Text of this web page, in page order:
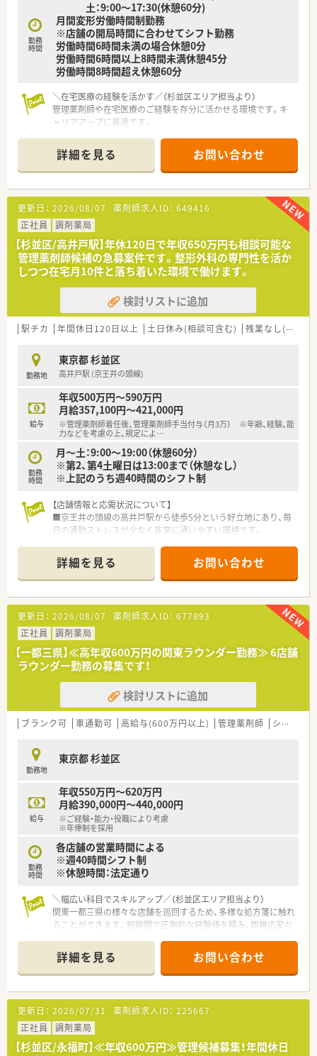
勤務
時間
土：9:00～17:30(休憩60分)
月間変形労働時間制勤務
※店舗の開局時間に合わせてシフト勤務
労働時間6時間未満の場合休憩0分
労働時間6時間以上8時間未満休憩45分
労働時間8時間超え休憩60分
＼在宅医療の経験を活かす／（杉並区エリア担当より）
管理薬剤師や在宅医療のご経験を存分に活かせる環境です。キ
ャリアアップに最適です。
【店舗情報と応需状況について】
■最寄りの上石神井駅から徒歩10分の好立地にあり、周辺の医
療機関から処方箋を応需する地域密着型の薬局です。
■内科や心療内科などを中心に1日平均40枚程の処方箋を受け
付けており、居宅と施設双方の在宅医療も行います。
■薬剤師3名と事務員2名が在籍しており、スタッフ同士が協力
し合いながら日々の業務へスムーズに対応しています。
【募集背景と求める人物像について】
■今後の事業拡大や体制強化を見据え、定期採用として新しい力
を取り入れるために今回の募集を開始しております。
■管理薬剤師の経験や在宅業務の経験をお持ちで、自動車の運転
業務にも対応できる即戦力となる方をお待ちします。
■患者様とのコミュニケーションを大切にし、より良い医療サー
ビスを提供したいという意欲的な方を歓迎いたします。
【求人情報について】
■勤務薬剤師および薬局長候補としての募集となっており、ご経
験やスキルを存分に活かしていただけるポジションです。
■ブランクがある方でもご応募が可能となっており、充実した教
育制度や研修を通じてしっかりとサポートいたします。
■年間休日120日以上や住宅手当の支給など、充実したこだわり
条件が揃っており長く安心して働ける環境があります。
詳細を見る お問い合わせ
更新日： 2026/08/07 薬剤師求人ID： 649416
正社員
調剤薬局
【杉並区/高井戸駅】年休120日で年収650万円も相談可能な
管理薬剤師候補の急募案件です。整形外科の専門性を活か
しつつ在宅月10件と落ち着いた環境で働けます。
検討リストに追加
駅チカ 年間休日120日以上 土日休み(相談可含む) 残業なし(ほぼなし含む)
勤務地
東京都 杉並区
高井戸駅 (京王井の頭線)
給与
年収500万円～590万円
月給357,100円～421,000円
※管理薬剤師着任後、管理薬剤師手当付与（月3万） ※年齢、経験、能
力などを考慮の上、規定によ…
勤務
時間
月～土：9:00～19:00（休憩60分）
※第2、第4土曜日は13:00まで（休憩なし）
※上記のうち週40時間のシフト制
【店舗情報と応需状況について】
■京王井の頭線の高井戸駅から徒歩5分という好立地にあり、毎
日の通勤ストレスが少なく非常に通いやすい環境です。
ら30枚と比較的落ち着いておりゆとりある対応が可能です。
■個人宅5名に対し月10件ほどの訪問を計画的に実施しており、
無理なく在宅業務の経験を積むことができる店舗です。
【募集背景と求める人物像について】
■今後のM&Aによる店舗拡大を見据えた増員および欠員補充の
ため、即戦力となる管理薬剤師候補を急募にて受け付けていま
す。
■調剤実務経験が3年以上ある方を対象としており、将来的には
組織の核となって活躍していただけるような方を求めていま
す。
■調剤経験があれば管理薬剤師業務の経験のないからもご相談
可能です！
いため理論年収と想定年収の乖離がなく安心できる求人です。
ートのバランスを大切にしながら健康的に勤務できます。
■管理薬剤師として着任された後には、月額3万円の手当が付与
されるため、着実な収入アップを見込むことができます。
■50代から60代のベテランスタッフが中心となって活躍してお
り、落ち着いた雰囲気の中で互いを尊重できる職場環境です。
■少人数の店舗体制だからこそスタッフ同士のチームワークが
ます。
■経営層との距離が非常に近く、現場の意見がダイレクトに届き
やすいため、風通しの良い組織の中で自分の考えを具現化できま
す。
【こんな取り組みをしています】
■従業員本人だけでなく家族の処方箋自己負担額も50％補助す
る制度があり、家計を支える福利厚生として大変喜ばれていま
す。
■薬剤師会への加入支援や定期的な社内勉強会の開催を通じて、
最新の薬学知識や技能を常にアップデートできる環境を整えて
います。
詳細を見る お問い合わせ
更新日： 2026/08/07 薬剤師求人ID： 677893
正社員
調剤薬局
【一都三県】≪高年収600万円の関東ラウンダー勤務≫ 6店舗
ラウンダー勤務の募集です！
検討リストに追加
ブランク可 車通勤可 高給与(600万円以上) 管理薬剤師 シフト制
勤務地
東京都 杉並区
給与
年収550万円～620万円
月給390,000円～440,000円
※ご経験・能力・役職により考慮
※年俸制を採用
勤務
時間
各店舗の営業時間による
※週40時間シフト制
※休憩時間：法定通り
＼幅広い科目でスキルアップ／（杉並区エリア担当より）
関東一都三県の様々な店舗を巡回するため、多様な処方箋に触れ
ることができます。短期間で圧倒的な経験値を積み、臨機応変な
可能です！
＊------------------------------------------＊
【店舗情報と応需状況について】
■関東一都三県に展開する複数の調剤薬局を巡回し、様々な応需
科目に対応していただきます。
■総合科目をはじめとする多種多様な処方箋を応需するため、幅
広い知識が身につきます。
■各店舗ごとに異なる設備や患者様の層に合わせて、柔軟な対応
力が求められる環境です。
詳細を見る お問い合わせ
更新日： 2026/07/31 薬剤師求人ID： 225667
正社員
調剤薬局
【杉並区/永福町】≪年収600万円≫管理候補募集！年間休日